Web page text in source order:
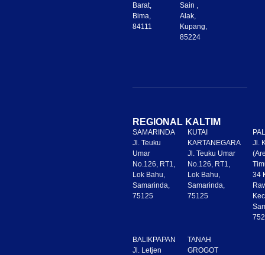
Barat,
Bima,
84111
Sain ,
Alak,
Kupang,
85224
REGIONAL KALTIM
SAMARINDA
Jl. Teuku
Umar
No.126, RT1,
Lok Bahu,
Samarinda,
75125
KUTAI
KARTANEGARA
Jl. Teuku Umar
No.126, RT1,
Lok Bahu,
Samarinda,
75125
Jl.
34
BALIKPAPAN
Jl. Letjen
TANAH
GROGOT